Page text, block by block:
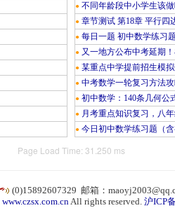
● 不同年龄段中小学生该
● 章节测试 第18章 平行四
● 每日一题 初中数学练习题
● 又一地方公布中考延期
● 某重点中学提前招生模
● 中考数学一轮复习方法
● 初中数学：140条几何公
● 月考重点知识复习，八
● 今日初中数学练习题（含
Page Load Time: 31.250 ms
(0)15892607329 邮箱：
www.czsx.com.cnAll rights reserved. 沪ICP